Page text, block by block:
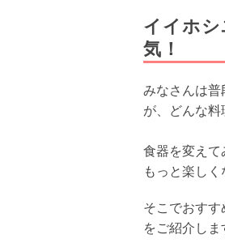
イイホ
気！
みなさんは
が、どんな料
食器を変え
もっと楽し
そこでおす
をご紹介しま